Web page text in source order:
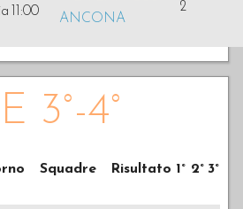
11:00
ANCONA
2
3°-4°
Squadre Risultato 1° 2° 3°